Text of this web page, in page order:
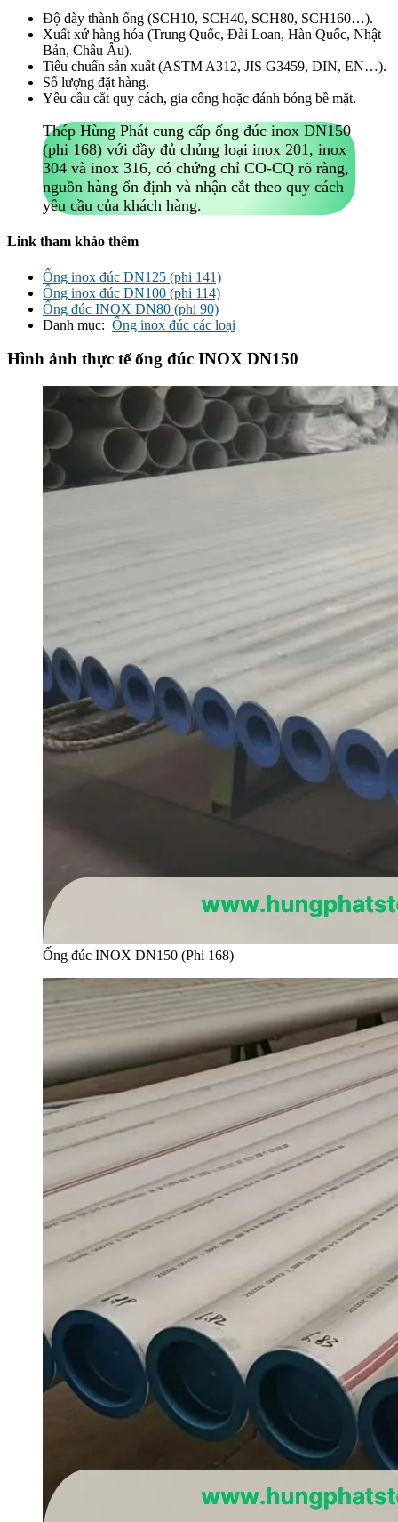
Độ dày thành ống (SCH10, SCH40, SCH80, SCH160…).
Xuất xứ hàng hóa (Trung Quốc, Đài Loan, Hàn Quốc, Nhật
Bản, Châu Âu).
Tiêu chuẩn sản xuất (ASTM A312, JIS G3459, DIN, EN…).
Số lượng đặt hàng.
Yêu cầu cắt quy cách, gia công hoặc đánh bóng bề mặt.
Thép Hùng Phát cung cấp ống đúc inox DN150
(phi 168) với đầy đủ chủng loại inox 201, inox
304 và inox 316, có chứng chỉ CO-CQ rõ ràng,
nguồn hàng ổn định và nhận cắt theo quy cách
yêu cầu của khách hàng.
Link tham khảo thêm
Ống inox đúc DN125 (phi 141)
Ống inox đúc DN100 (phi 114)
Ống đúc INOX DN80 (phi 90)
Danh mục: Ống inox đúc các loại
Hình ảnh thực tế ống đúc INOX DN150
Ống đúc INOX DN150 (Phi 168)